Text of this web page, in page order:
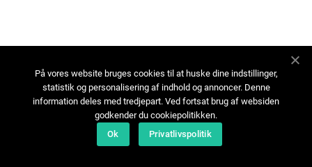
På vores website bruges cookies til at huske dine indstillinger,
statistik og personalisering af indhold og annoncer. Denne
information deles med tredjepart. Ved fortsat brug af websiden
godkender du cookiepolitikken.
Ok
Privatlivspolitik